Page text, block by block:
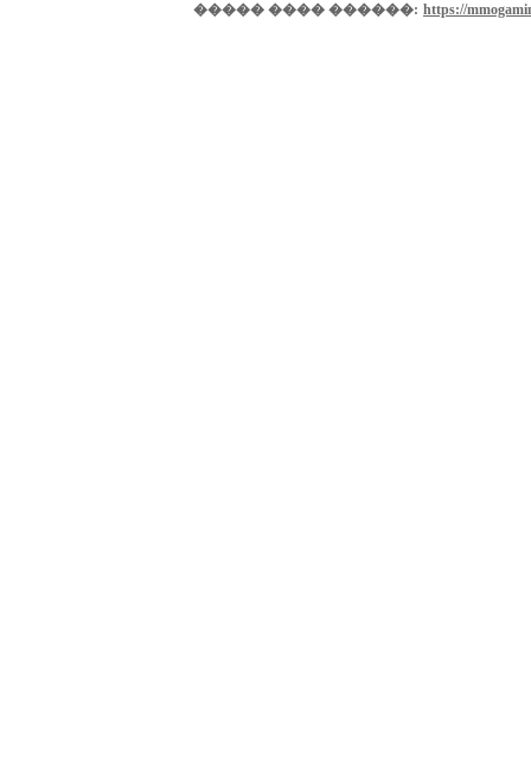
����� ���� ������: https://